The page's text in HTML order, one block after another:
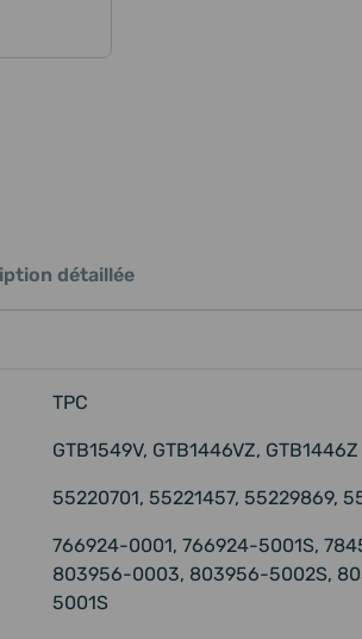
détaillée
TPC
GTB1549V, GTB1446VZ, GTB1446Z
55220701, 55221457, 55229869,
766924-0001, 766924-5001S,
803956-0003, 803956-5002S,
5001S